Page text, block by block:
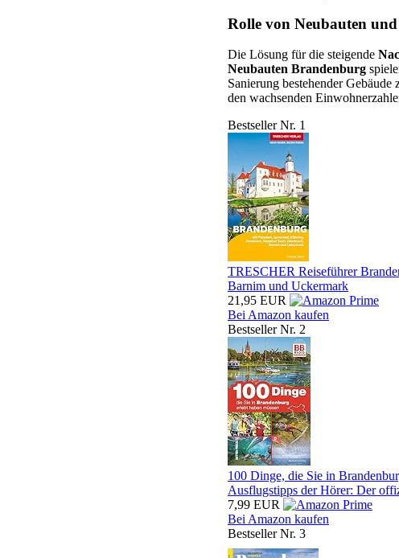
Rolle von Neubauten
Die Lösung für die steigende
Neubauten Brandenburg
Sanierung bestehender
den wachsenden
Bestseller Nr. 1
TRESCHER Reiseführer
Barnim und Uckermark
21,95 EUR
Bei Amazon kaufen
Bestseller Nr. 2
100 Dinge, die Sie in
Ausflugstipps der Hörer: Der
7,99 EUR
Bei Amazon kaufen
Bestseller Nr. 3